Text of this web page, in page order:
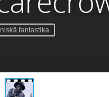
fantastika